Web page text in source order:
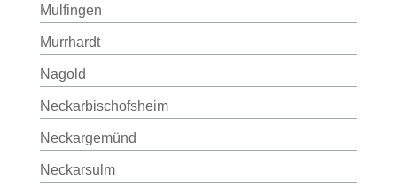
Mulfingen
Murrhardt
Nagold
Neckarbischofsheim
Neckargemünd
Neckarsulm